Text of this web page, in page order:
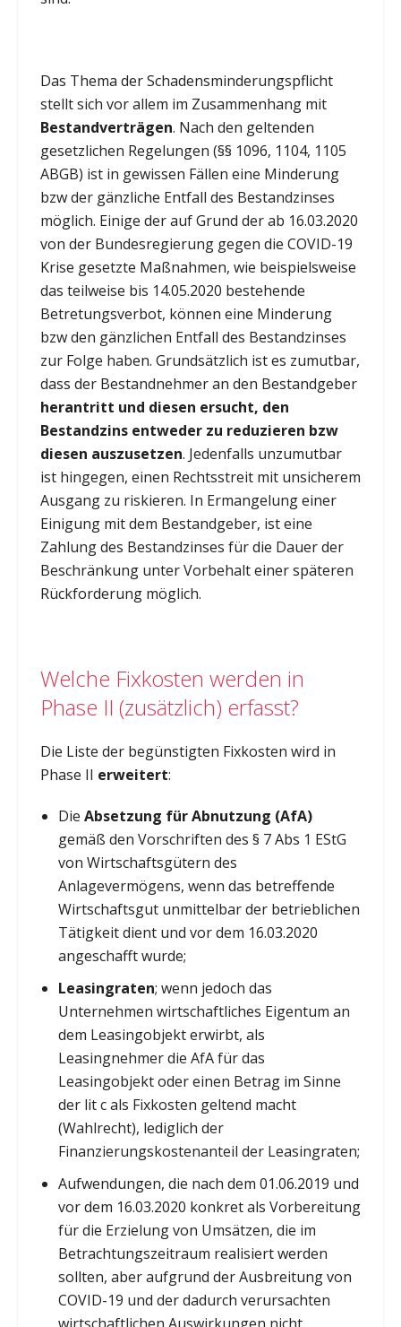
Das Thema der Schadensminderungspflicht
stellt sich vor allem im Zusammenhang mit
Bestandverträgen. Nach den geltenden
gesetzlichen Regelungen (§§ 1096, 1104, 1105
ABGB) ist in gewissen Fällen eine Minderung
bzw der gänzliche Entfall des Bestandzinses
möglich. Einige der auf Grund der ab 16.03.2020
von der Bundesregierung gegen die COVID-19
Krise gesetzte Maßnahmen, wie beispielsweise
das teilweise bis 14.05.2020 bestehende
Betretungsverbot, können eine Minderung
bzw den gänzlichen Entfall des Bestandzinses
zur Folge haben. Grundsätzlich ist es zumutbar,
dass der Bestandnehmer an den Bestandgeber
herantritt und diesen ersucht, den
Bestandzins entweder zu reduzieren bzw
diesen auszusetzen. Jedenfalls unzumutbar
ist hingegen, einen Rechtsstreit mit unsicherem
Ausgang zu riskieren. In Ermangelung einer
Einigung mit dem Bestandgeber, ist eine
Zahlung des Bestandzinses für die Dauer der
Beschränkung unter Vorbehalt einer späteren
Rückforderung möglich.
Welche Fixkosten werden in
Phase II (zusätzlich) erfasst?
Die Liste der begünstigten Fixkosten wird in
Phase II erweitert:
Die Absetzung für Abnutzung (AfA)
gemäß den Vorschriften des § 7 Abs 1 EStG
von Wirtschaftsgütern des
Anlagevermögens, wenn das betreffende
Wirtschaftsgut unmittelbar der betrieblichen
Tätigkeit dient und vor dem 16.03.2020
angeschafft wurde;
Leasingraten; wenn jedoch das
Unternehmen wirtschaftliches Eigentum an
dem Leasingobjekt erwirbt, als
Leasingnehmer die AfA für das
Leasingobjekt oder einen Betrag im Sinne
der lit c als Fixkosten geltend macht
(Wahlrecht), lediglich der
Finanzierungskostenanteil der Leasingraten;
Aufwendungen, die nach dem 01.06.2019 und
vor dem 16.03.2020 konkret als Vorbereitung
für die Erzielung von Umsätzen, die im
Betrachtungszeitraum realisiert werden
sollten, aber aufgrund der Ausbreitung von
COVID-19 und der dadurch verursachten